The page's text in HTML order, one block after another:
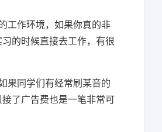
工作环境，如果你真的非
的时候直接去工作，有很
果同学们有经常刷某音的
了广告费也是一笔非常可